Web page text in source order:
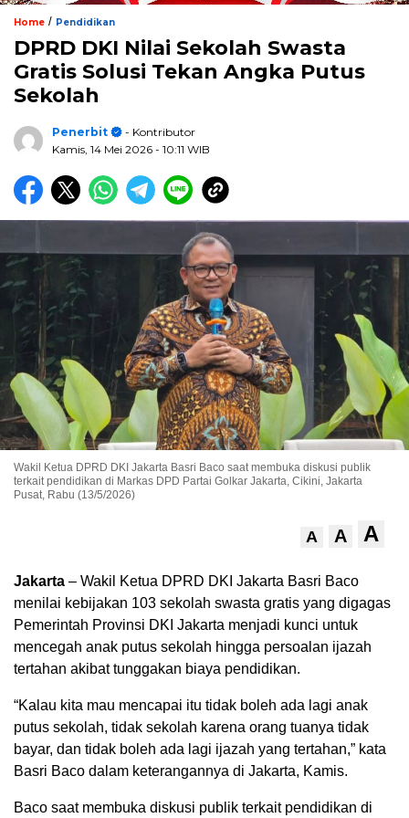
Home / Pendidikan
DPRD DKI Nilai Sekolah Swasta
Gratis Solusi Tekan Angka Putus
Sekolah
Penerbit
- Kontributor
Kamis, 14 Mei 2026 - 10:11 WIB
Wakil Ketua DPRD DKI Jakarta Basri Baco saat membuka diskusi publik
terkait pendidikan di Markas DPD Partai Golkar Jakarta, Cikini, Jakarta
Pusat, Rabu (13/5/2026)
A A A
Jakarta – Wakil Ketua DPRD DKI Jakarta Basri Baco
menilai kebijakan 103 sekolah swasta gratis yang digagas
Pemerintah Provinsi DKI Jakarta menjadi kunci untuk
mencegah anak putus sekolah hingga persoalan ijazah
tertahan akibat tunggakan biaya pendidikan.
“Kalau kita mau mencapai itu tidak boleh ada lagi anak
putus sekolah, tidak sekolah karena orang tuanya tidak
bayar, dan tidak boleh ada lagi ijazah yang tertahan,” kata
Basri Baco dalam keterangannya di Jakarta, Kamis.
Baco saat membuka diskusi publik terkait pendidikan di